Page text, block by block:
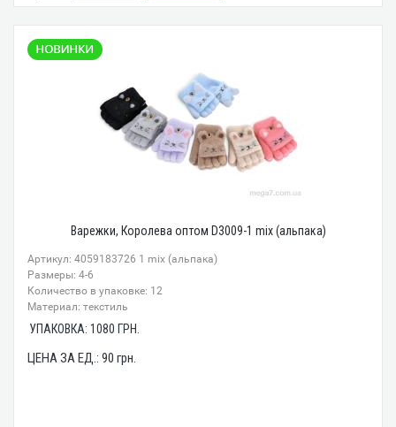
Варежки, Королева оптом D3009-1 mix (альпака)
Артикул: 4059183726 1 mix (альпака)
Размеры: 4-6
Количество в упаковке: 12
Материал: текстиль
УПАКОВКА: 1080 ГРН.
ЦЕНА ЗА ЕД.: 90 грн.